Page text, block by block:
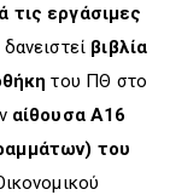
τις εργάσιμες
βιβλία
του ΠΘ στο
αίθουσα Α16
του